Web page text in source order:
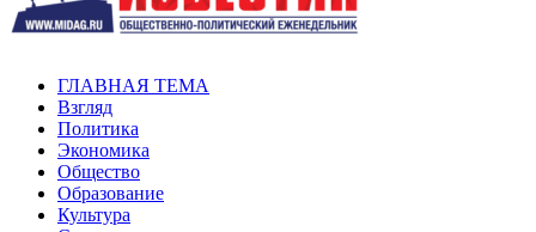
ГЛАВНАЯ ТЕМА
Взгляд
Политика
Экономика
Общество
Образование
Культура